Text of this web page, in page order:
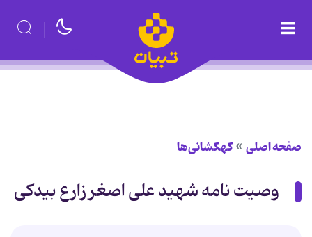
صفحه اصلی کهکشانی‌ها
وصیت نامه شهید علی اصغر زارع بیدکی